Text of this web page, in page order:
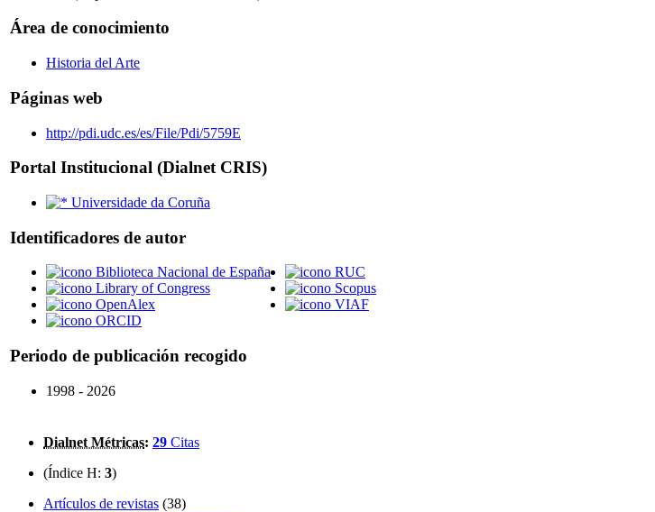
Área de conocimiento
Historia del Arte
Páginas web
http://pdi.udc.es/es/File/Pdi/5759E
Portal Institucional (Dialnet CRIS)
Universidade da Coruña
Identificadores de autor
Biblioteca Nacional de España
Library of Congress
OpenAlex
ORCID
RUC
Scopus
VIAF
Periodo de publicación recogido
1998 - 2026
Dialnet Métricas: 29 Citas
(Índice H: 3)
Artículos de revistas (38)